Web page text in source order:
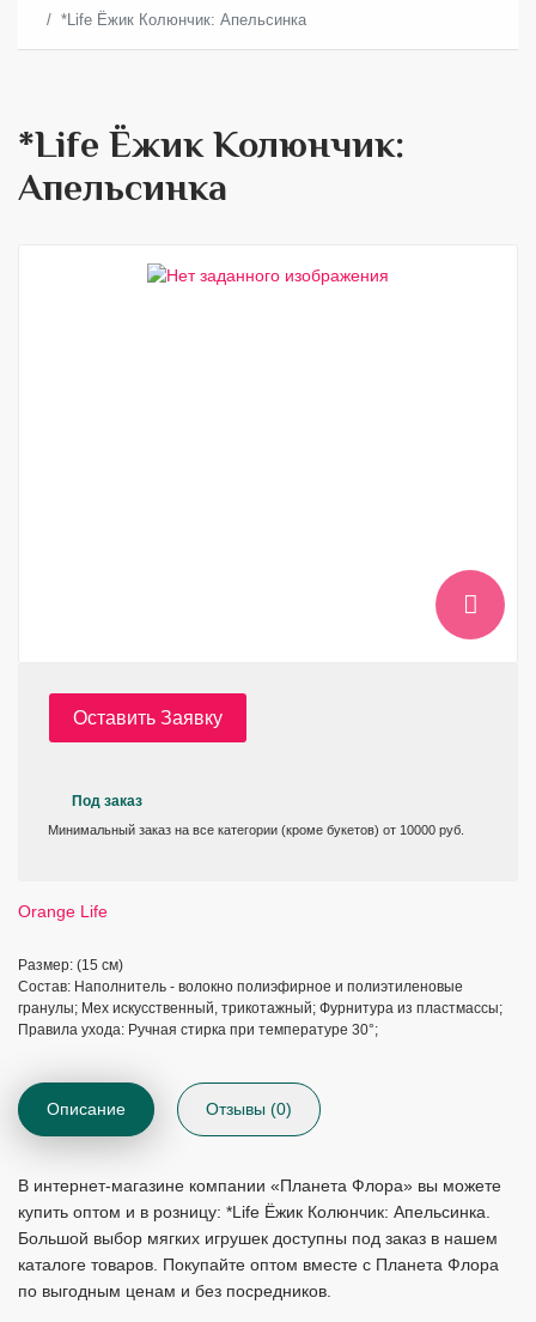
*Life Ёжик Колюнчик: Апельсинка
*Life Ёжик Колюнчик:
Апельсинка
Оставить Заявку
Под заказ
Минимальный заказ на все категории (кроме букетов) от 10000 руб.
Orange Life
Размер: (15 см)
Состав: Наполнитель - волокно полиэфирное и полиэтиленовые
гранулы; Мех искусственный, трикотажный; Фурнитура из пластмассы;
Правила ухода: Ручная стирка при температуре 30°;
Описание Отзывы (0)
В интернет-магазине компании «Планета Флора» вы можете
купить оптом и в розницу: *Life Ёжик Колюнчик: Апельсинка.
Большой выбор мягких игрушек доступны под заказ в нашем
каталоге товаров. Покупайте оптом вместе с Планета Флора
по выгодным ценам и без посредников.